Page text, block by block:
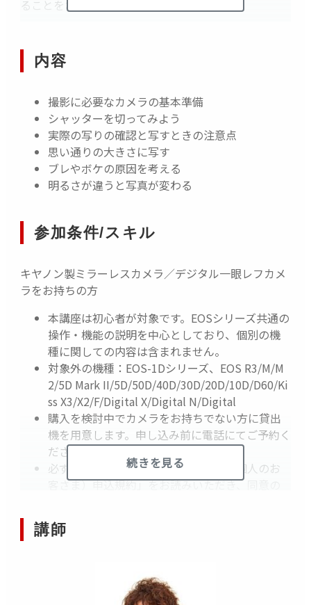
ることをおすすめします
オートモードを卒業したい方
写真の撮り方を学んでいきたい方
内容
撮影に必要なカメラの基本準備
シャッターを切ってみよう
実際の写りの確認と写すときの注意点
思い通りの大きさに写す
ブレやボケの原因を考える
明るさが違うと写真が変わる
参加条件/スキル
キヤノン製ミラーレスカメラ／デジタル一眼レフカメ
ラをお持ちの方
本講座は初心者が対象です。EOSシリーズ共通の
操作・機能の説明を中心としており、個別の機
種に関しての内容は含まれません。
対象外の機種：EOS-1Dシリーズ、EOS R3/M/M
2/5D Mark II/5D/50D/40D/30D/20D/10D/D60/Ki
ss X3/X2/F/Digital X/Digital N/Digital
購入を検討中でカメラをお持ちでない方に貸出
機を用意します。申し込み前に電話にてご予約く
ださい。ただし台数に限りがあります。
必ず「キヤノンイベント・セミナー（個人のお
客さま）申込規約」をお読みいただき、同意の
本規約に同意したものとさせていただきます。
続きを見る
講師